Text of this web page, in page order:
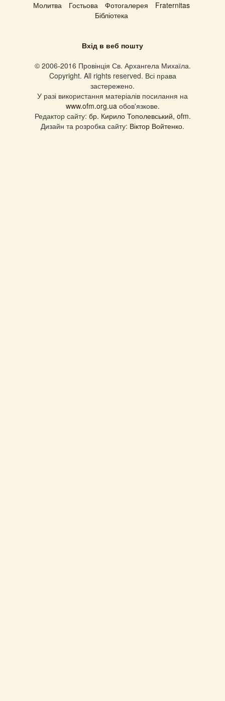
Молитва Гостьова Фотогалерея
Fraternitas
Бібліотека
Вхід в веб пошту
© 2006-2016 Провінція Св. Архангела Михаїла.
Copyright. All rights reserved. Всі права
застережено.
У разі використання матеріалів посилання на
www.ofm.org.uaобов'язкове.
Редактор сайту: бр. Кирило Тополевський, ofm.
Дизайн та розробка сайту: Віктор Войтенко.